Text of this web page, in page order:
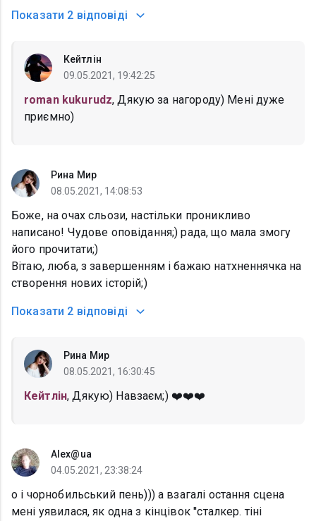
Показати 2 відповіді
Кейтлін
09.05.2021, 19:42:25
roman kukurudz, Дякую за нагороду) Мені дуже
приємно)
Рина Мир
08.05.2021, 14:08:53
Боже, на очах сльози, настільки проникливо
написано! Чудове оповідання;) рада, що мала змогу
його прочитати;)
Вітаю, люба, з завершенням і бажаю натхненнячка на
створення нових історій;)
Показати 2 відповіді
Рина Мир
08.05.2021, 16:30:45
Кейтлін, Дякую) Навзаєм;) ❤️❤️❤️
Alex@ua
04.05.2021, 23:38:24
о і чорнобильський пень))) а взагалі остання сцена
мені уявилася, як одна з кінцівок ''сталкер. тіні